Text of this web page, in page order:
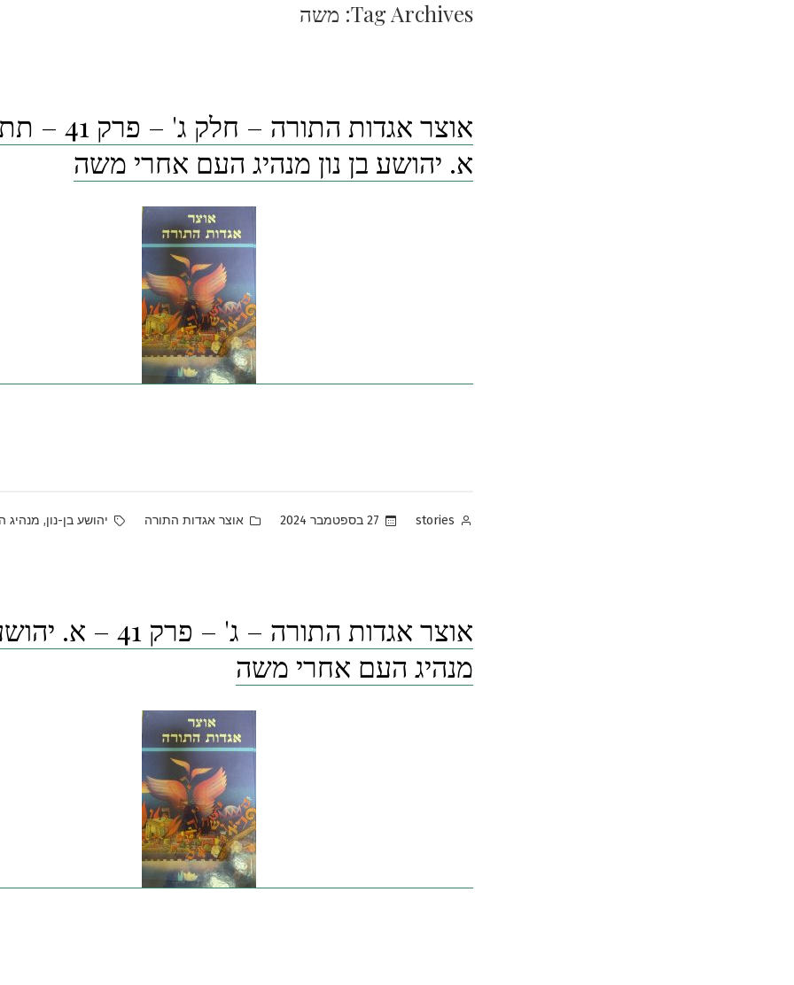
Tag Archives: משה
אוצר אגדות
א. יהושע בן נון מנהיג העם אחרי משה
Posted
stories 27 בספטמבר 2024
Posted
אוצר אגדות התורה Tags:
יהושע בן-נון, מנהיג
אוצר אגדות התורה – ג' –
מנהיג העם אחרי משה